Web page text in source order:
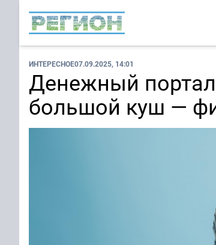
ИНТЕРЕСНОЕ07.09.2025, 14:01
Денежный портал
большой куш —